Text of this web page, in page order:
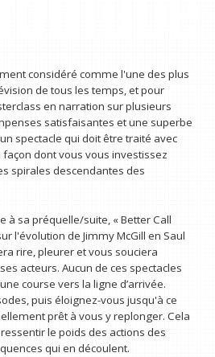
considéré comme l'une des plus
de tous les temps, et pour
en narration sur plusieurs
satisfaisantes et une superbe
spectacle qui doit être traité avec
dont vous vous investissez
spirales descendantes des
à sa préquelle/suite, « Better Call
l'évolution de Jimmy McGill en Saul
rire, pleurer et vous souciera
acteurs. Aucun de ces spectacles
course vers la ligne d’arrivée.
puis éloignez-vous jusqu'à ce
prêt à vous y replonger. Cela
le poids des actions des
qui en découlent.